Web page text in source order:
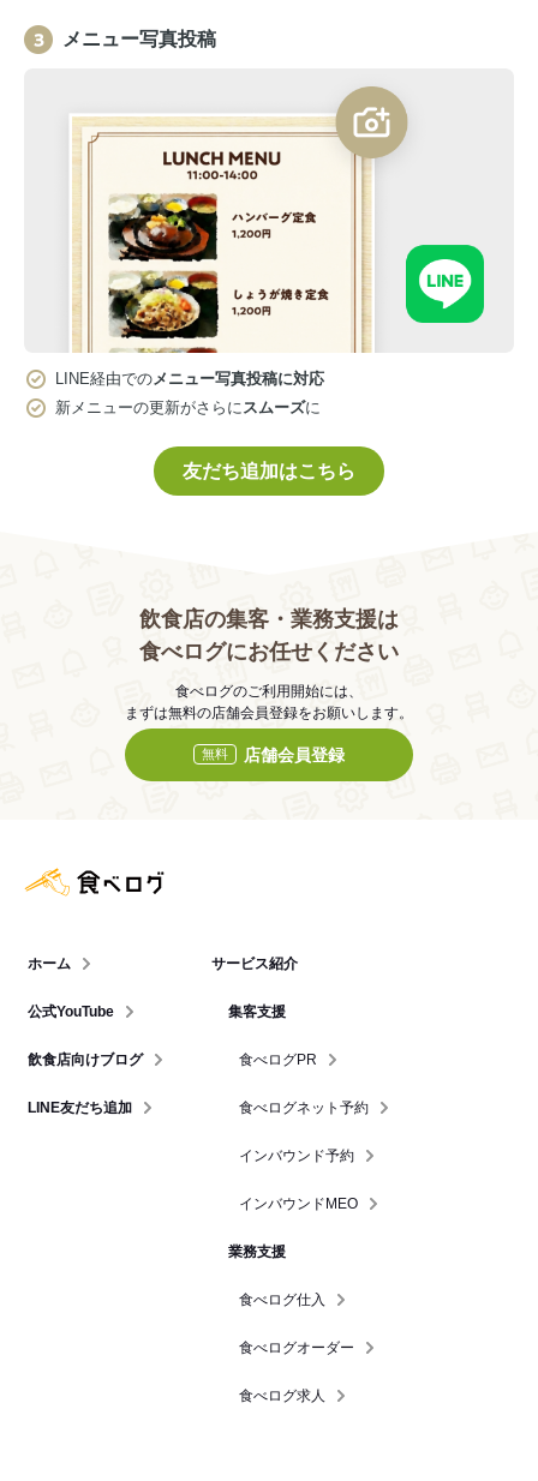
メニュー写真投稿
LINE経由でのメニュー写真投稿に対応
新メニューの更新がさらにスムーズに
友だち追加はこちら
飲食店の集客・業務支援は
食べログにお任せください
食べログのご利用開始には、
まずは無料の店舗会員登録をお願いします。
無料 店舗会員登録
ホーム
公式YouTube
飲食店向けブログ
LINE友だち追加
サービス紹介
集客支援
食べログPR
食べログネット予約
インバウンド予約
インバウンドMEO
業務支援
食べログ仕入
食べログオーダー
食べログ求人